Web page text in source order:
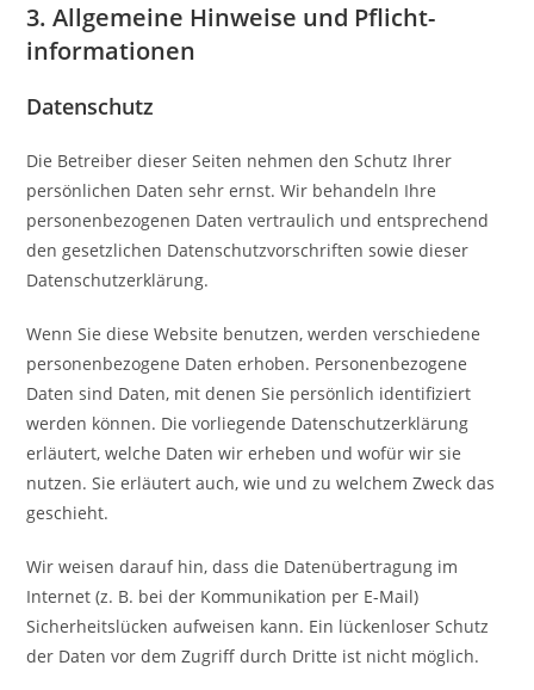
3. Allgemeine Hinweise und Pflicht­
informationen
Datenschutz
Die Betreiber dieser Seiten nehmen den Schutz Ihrer
persönlichen Daten sehr ernst. Wir behandeln Ihre
personenbezogenen Daten vertraulich und entsprechend
den gesetzlichen Datenschutzvorschriften sowie dieser
Datenschutzerklärung.
Wenn Sie diese Website benutzen, werden verschiedene
personenbezogene Daten erhoben. Personenbezogene
Daten sind Daten, mit denen Sie persönlich identifiziert
werden können. Die vorliegende Datenschutzerklärung
erläutert, welche Daten wir erheben und wofür wir sie
nutzen. Sie erläutert auch, wie und zu welchem Zweck das
geschieht.
Wir weisen darauf hin, dass die Datenübertragung im
Internet (z. B. bei der Kommunikation per E-Mail)
Sicherheitslücken aufweisen kann. Ein lückenloser Schutz
der Daten vor dem Zugriff durch Dritte ist nicht möglich.